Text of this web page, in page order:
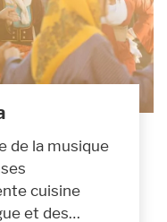
de la musique
cuisine
et des…